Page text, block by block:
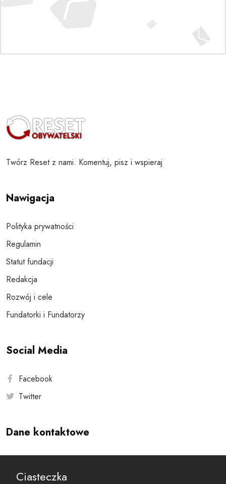
Twórz Reset z nami. Komentuj, pisz i wspieraj
Nawigacja
Polityka prywatności
Regulamin
Statut fundacji
Redakcja
Rozwój i cele
Fundatorki i Fundatorzy
Social Media
Facebook
Twitter
Dane kontaktowe
reset@resetobywatelski.pl
Ciasteczka